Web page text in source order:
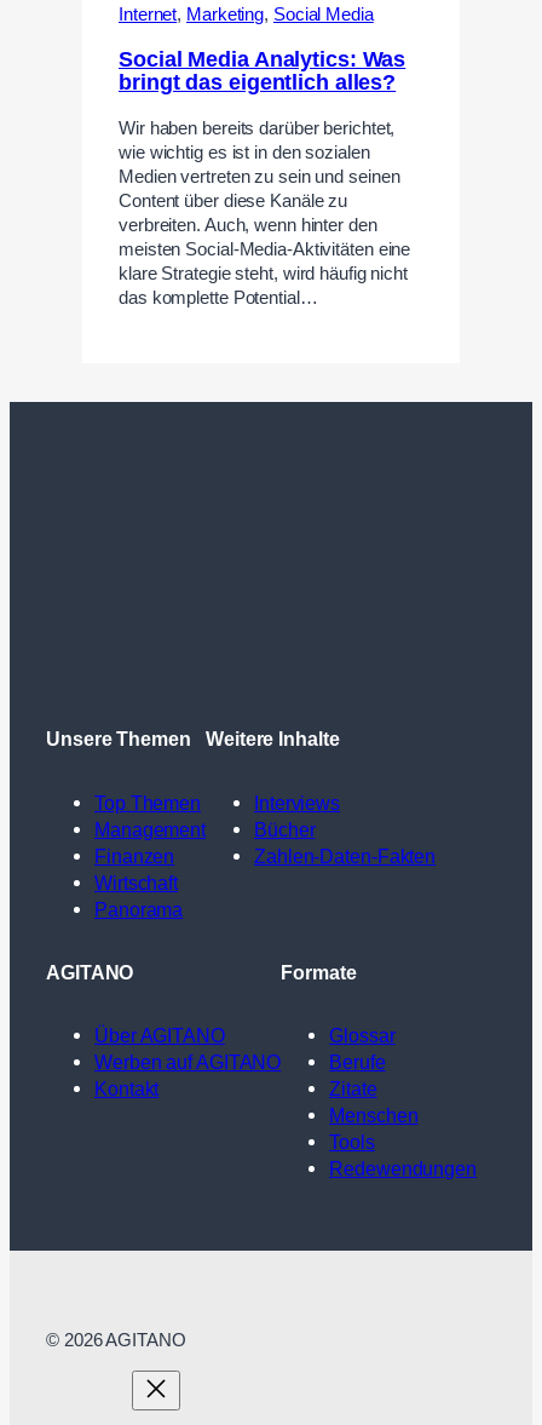
Internet, Marketing, Social Media
Social Media Analytics: Was
bringt das eigentlich alles?
Wir haben bereits darüber berichtet,
wie wichtig es ist in den sozialen
Medien vertreten zu sein und seinen
Content über diese Kanäle zu
verbreiten. Auch, wenn hinter den
meisten Social-Media-Aktivitäten eine
klare Strategie steht, wird häufig nicht
das komplette Potential…
Unsere Themen
Top Themen
Management
Finanzen
Wirtschaft
Panorama
Weitere Inhalte
Interviews
Bücher
Zahlen-Daten-Fakten
AGITANO
Über AGITANO
Werben auf AGITANO
Kontakt
Formate
Glossar
Berufe
Zitate
Menschen
Tools
Redewendungen
© 2026 AGITANO